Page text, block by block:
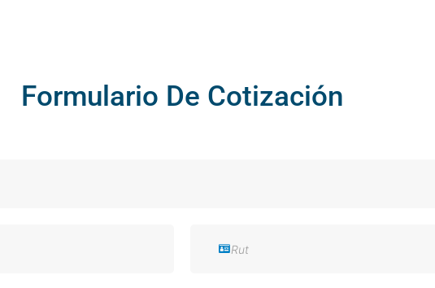
Formulario De Cotización